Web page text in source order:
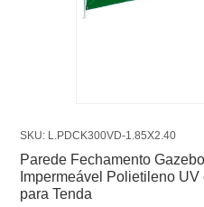
SKU: L.PDCK300VD-1.85X2.40
Parede Fechamento
Impermeável Polietileno UV
para Tenda